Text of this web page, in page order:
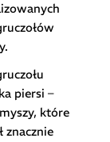
piersi –
które
znacznie